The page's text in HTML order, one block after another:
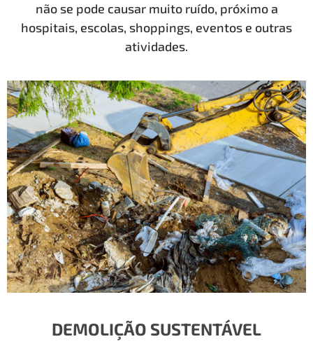
não se pode causar muito ruído, próximo a
hospitais, escolas, shoppings, eventos e outras
atividades.
DEMOLIÇÃO SUSTENTÁVEL